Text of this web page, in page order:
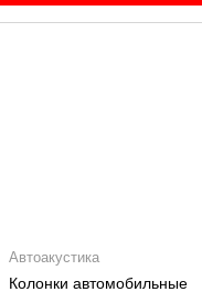
Автоакустика
Колонки автомобильные